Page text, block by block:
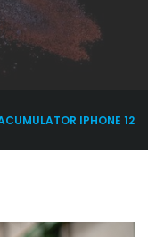
IPHONE 12